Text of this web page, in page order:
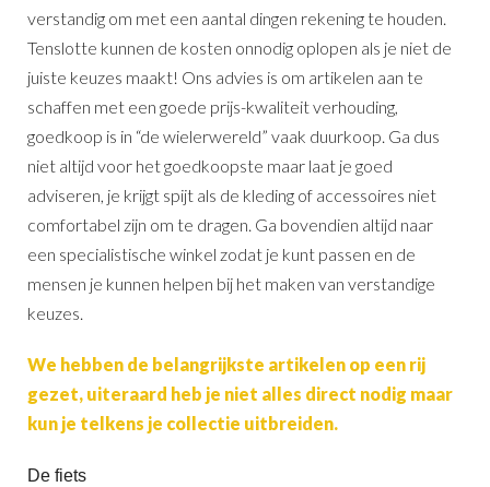
verstandig om met een aantal dingen rekening te houden.
Tenslotte kunnen de kosten onnodig oplopen als je niet de
juiste keuzes maakt! Ons advies is om artikelen aan te
schaffen met een goede prijs-kwaliteit verhouding,
goedkoop is in “de wielerwereld” vaak duurkoop. Ga dus
niet altijd voor het goedkoopste maar laat je goed
adviseren, je krijgt spijt als de kleding of accessoires niet
comfortabel zijn om te dragen. Ga bovendien altijd naar
een specialistische winkel zodat je kunt passen en de
mensen je kunnen helpen bij het maken van verstandige
keuzes.
We hebben de belangrijkste artikelen op een rij
gezet, uiteraard heb je niet alles direct nodig maar
kun je telkens je collectie uitbreiden.
De fiets